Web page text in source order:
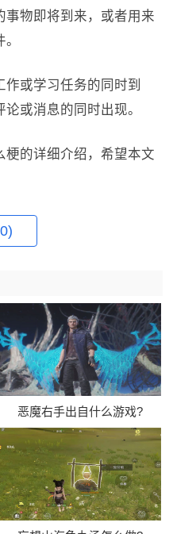
事物即将到来，或者用来
或学习任务的同时到
或消息的同时出现‌。
梗的详细介绍，希望本文
恶魔右手出自什么游戏?